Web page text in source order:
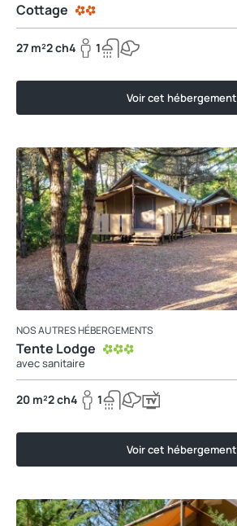
Cottage
27 m²2 ch4 1
Voir cet hébergement
NOS AUTRES HÉBERGEMENTS
Tente Lodge
avec sanitaire
20 m²2 ch4 1
Voir cet hébergement